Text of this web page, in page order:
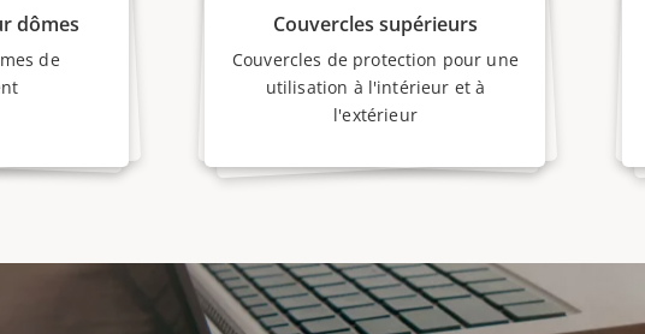
dômes
de
Couvercles supérieurs
Couvercles de protection pour une
utilisation à l'intérieur et à
l'extérieur